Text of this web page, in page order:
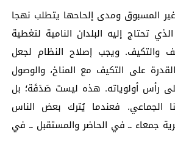
المسبوق ومدى إلحاحها يتطلب نهجا
تحتاج إليه البلدان النامية لتغطية
والتكيف. ويجب إصلاح النظام لجعل
على التكيف مع المناخ، والوصول
رأس أولوياته. هذه ليست صَدَقَة؛ بل
الجماعي. فعندما يُترك بعض الناس
جمعاء ــ في الحاضر والمستقبل ــ في